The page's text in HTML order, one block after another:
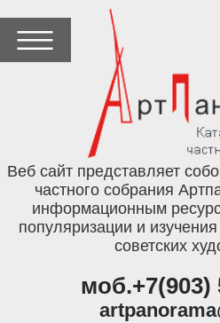
Веб сайт представляет
частного собрания
информационным
популяризации и
советских
моб.+7(903)